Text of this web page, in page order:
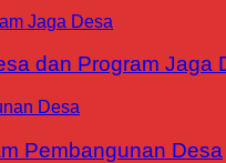
dan Program Jaga
Pembangunan Desa